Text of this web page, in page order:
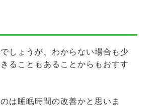
しょうが、わからない場合も少
ることもあることからもおすす
は睡眠時間の改善かと思いま